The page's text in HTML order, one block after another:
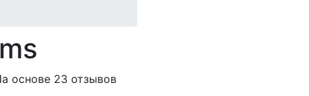
основе 23 отзывов